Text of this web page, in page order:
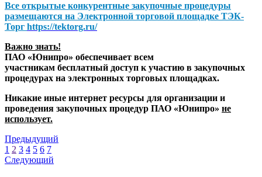
Все открытые конкурентные закупочные процедуры
размещаются на Электронной торговой площадке ТЭК-
Торг https://tektorg.ru/
Важно знать!
ПАО «Юнипро» обеспечивает всем
участникам бесплатный доступ к участию в закупочных
процедурах на электронных торговых площадках.
Никакие иные интернет ресурсы для организации и
проведения закупочных процедур ПАО «Юнипро» не
использует.
Предыдущий
1 2 3 4 5 6 7
Следующий